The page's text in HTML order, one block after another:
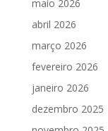
maio 2026
abril 2026
março 2026
fevereiro 2026
janeiro 2026
dezembro 2025